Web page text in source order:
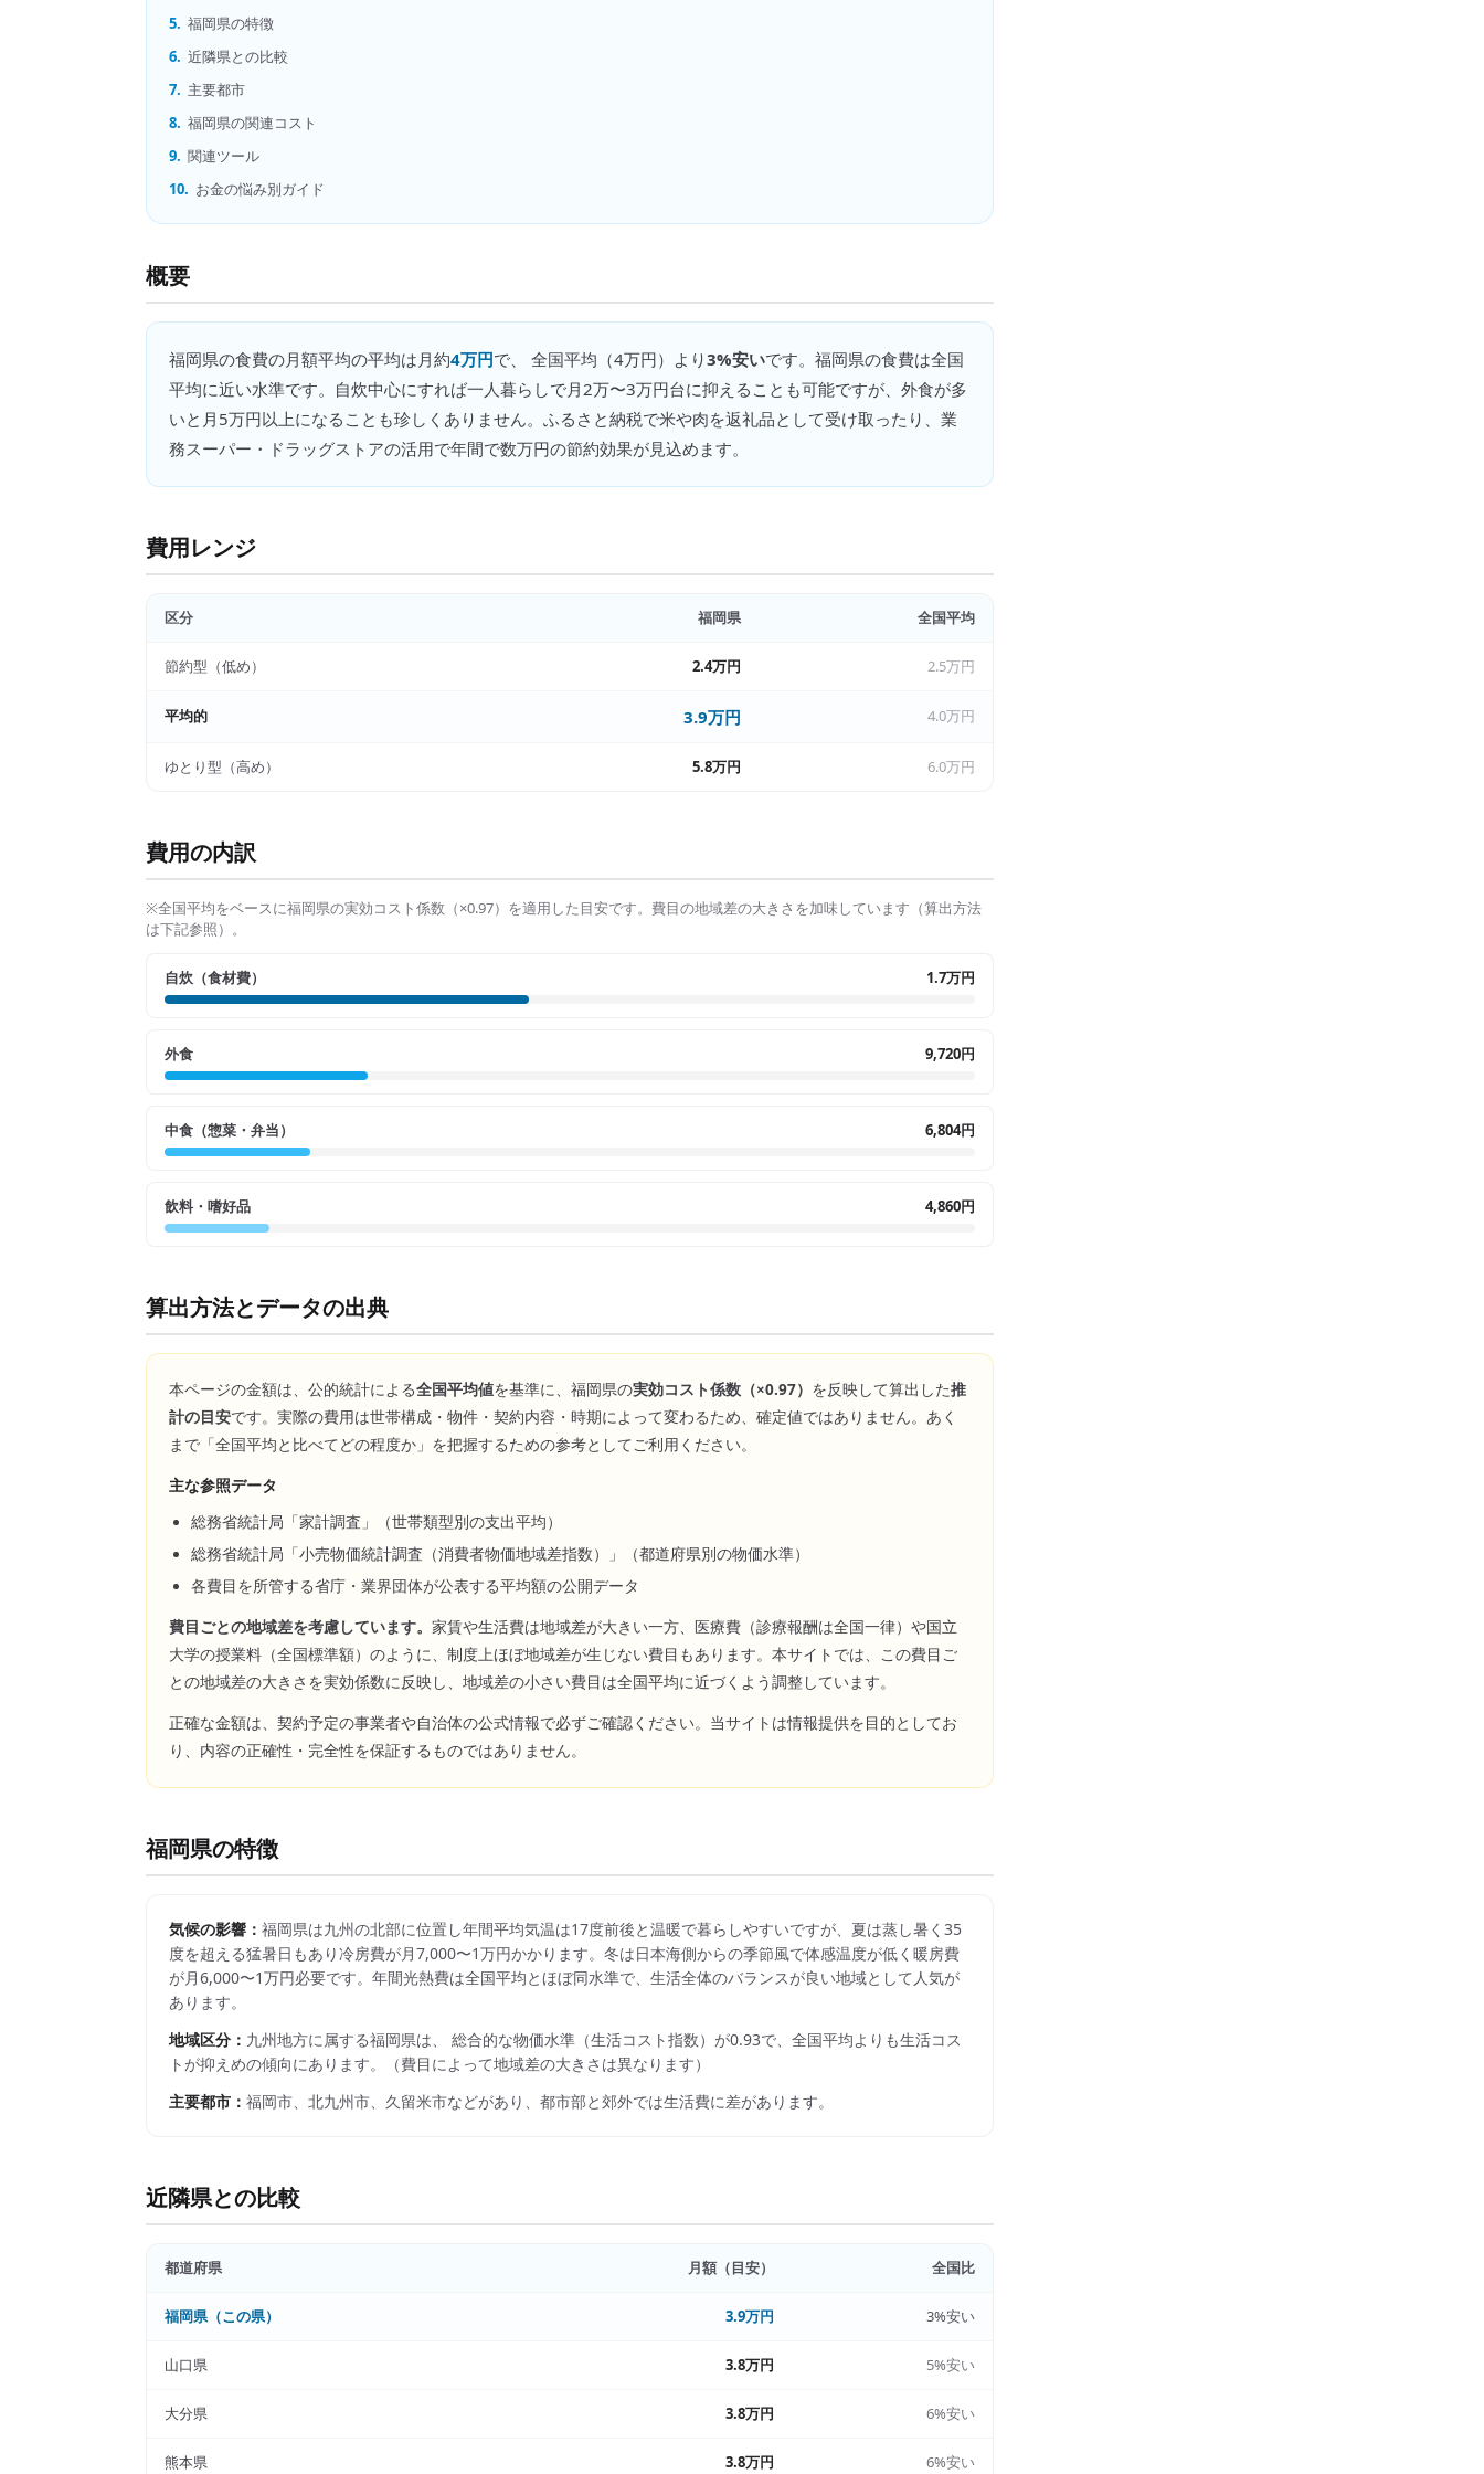
5. 福岡県の特徴
6. 近隣県との比較
7. 主要都市
8. 福岡県の関連コスト
9. 関連ツール
10. お金の悩み別ガイド
概要
福岡県の食費の月額平均の平均は月約4万円で、 全国平均（4万円）より3%安いです。 福岡県の食費は全国
平均に近い水準です。自炊中心にすれば一人暮らしで月2万〜3万円台に抑えることも可能ですが、外食が多
いと月5万円以上になることも珍しくありません。ふるさと納税で米や肉を返礼品として受け取ったり、業
務スーパー・ドラッグストアの活用で年間で数万円の節約効果が見込めます。
費用レンジ
区分 福岡県 全国平均
節約型（低め） 2.4万円 2.5万円
平均的 3.9万円 4.0万円
ゆとり型（高め） 5.8万円 6.0万円
費用の内訳
※全国平均をベースに福岡県の実効コスト係数（×0.97）を適用した目安です。費目の地域差の大きさを加味しています（算出方法
は下記参照）。
自炊（食材費） 1.7万円
外食 9,720円
中食（惣菜・弁当） 6,804円
飲料・嗜好品 4,860円
算出方法とデータの出典
本ページの金額は、公的統計による全国平均値を基準に、 福岡県の実効コスト係数（×0.97） を反映して算出した推
計の目安です。実際の費用は世帯構成・物件・契約内容・時期によって変わるため、確定値ではありません。あく
まで「全国平均と比べてどの程度か」を把握するための参考としてご利用ください。
主な参照データ
総務省統計局「家計調査」（世帯類型別の支出平均）
総務省統計局「小売物価統計調査（消費者物価地域差指数）」（都道府県別の物価水準）
各費目を所管する省庁・業界団体が公表する平均額の公開データ
費目ごとの地域差を考慮しています。 家賃や生活費は地域差が大きい一方、医療費（診療報酬は全国一律）や国立
大学の授業料（全国標準額）のように、制度上ほぼ地域差が生じない費目もあります。本サイトでは、この費目ご
との地域差の大きさを実効係数に反映し、地域差の小さい費目は全国平均に近づくよう調整しています。
正確な金額は、契約予定の事業者や自治体の公式情報で必ずご確認ください。当サイトは情報提供を目的としてお
り、内容の正確性・完全性を保証するものではありません。
福岡県の特徴
気候の影響： 福岡県は九州の北部に位置し年間平均気温は17度前後と温暖で暮らしやすいですが、夏は蒸し暑く35
度を超える猛暑日もあり冷房費が月7,000〜1万円かかります。冬は日本海側からの季節風で体感温度が低く暖房費
が月6,000〜1万円必要です。年間光熱費は全国平均とほぼ同水準で、生活全体のバランスが良い地域として人気が
あります。
地域区分： 九州地方に属する福岡県は、 総合的な物価水準（生活コスト指数）が0.93で、 全国平均よりも生活コス
トが抑えめの傾向にあります。
（費目によって地域差の大きさは異なります）
主要都市： 福岡市、北九州市、久留米市などがあり、都市部と郊外では生活費に差があります。
近隣県との比較
都道府県 月額（目安） 全国比
福岡県（この県） 3.9万円 3%安い
山口県 3.8万円 5%安い
大分県 3.8万円 6%安い
熊本県 3.8万円 6%安い